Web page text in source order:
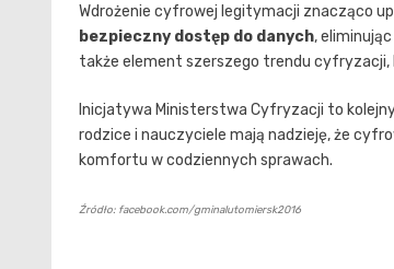
Wdrożenie cyfrowej legitymacji znacząco
bezpieczny dostęp do danych,
także element szerszego trendu
Inicjatywa Ministerstwa Cyfryzacji to
rodzice i nauczyciele mają nadzieję, że
komfortu w codziennych sprawach.
Źródło: facebook.com/gminalutomiersk2016